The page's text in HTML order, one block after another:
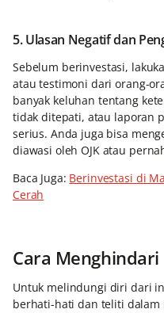
5. Ulasan Negatif dan
Sebelum berinvestasi,
atau testimoni dari orang-
banyak keluhan tentang
tidak ditepati, atau laporan
serius. Anda juga bisa
diawasi oleh OJK atau
Baca Juga: Berinvestasi di
Cerah
Cara
Untuk melindungi diri dari
berhati-hati dan teliti dalam